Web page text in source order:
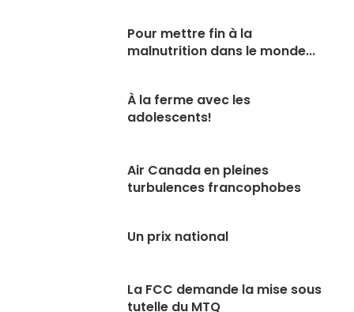
Pour mettre fin à la
malnutrition dans le monde...
À la ferme avec les
adolescents!
Air Canada en pleines
turbulences francophobes
Un prix national
La FCC demande la mise sous
tutelle du MTQ